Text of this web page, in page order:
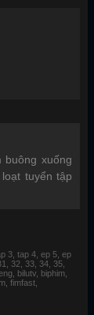
buông xuống
tuyển tập
3, tap 4, ep 5, ep
32, 33, 34, 35,
bilutv, biphim,
fimfast,